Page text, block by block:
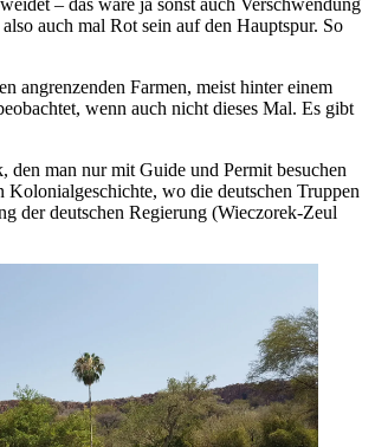
– das wäre ja sonst auch Verschwendung
auch mal Rot sein auf den Hauptspur. So
angrenzenden Farmen, meist hinter einem
wenn auch nicht dieses Mal. Es gibt
den man nur mit Guide und Permit besuchen
Kolonialgeschichte, wo die deutschen Truppen
der deutschen Regierung (Wieczorek-Zeul